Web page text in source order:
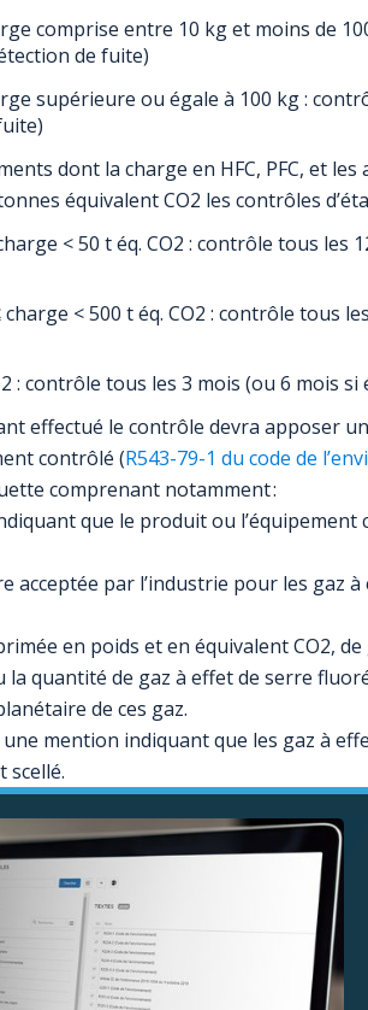
comprise entre 10 kg et moins de
de fuite)
supérieure ou égale à 100 kg :
dont la charge en HFC, PFC, et
équivalent CO2 les contrôles
< 50 t éq. CO2 : contrôle tous
charge < 500 t éq. CO2 : contrôle tous
: contrôle tous les 3 mois (ou 6 mois
effectué le contrôle devra apposer
contrôlé (R543-79-1 du code de
comprenant notamment :
que le produit ou
acceptée par l’industrie pour les gaz
en poids et en équivalent CO2,
la quantité de gaz à effet de serre
de ces gaz.
une mention indiquant que les gaz à
scellé.